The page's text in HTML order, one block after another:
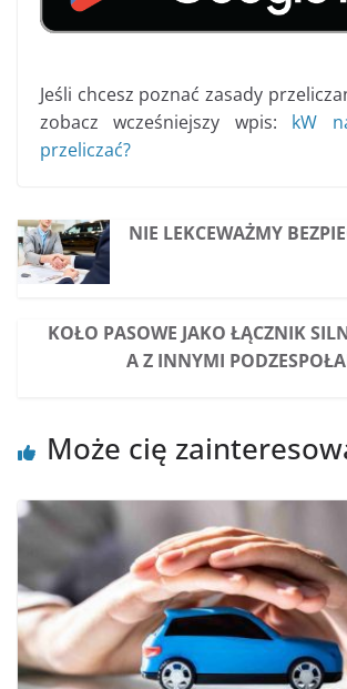
Jeśli chcesz poznać zasady
zobacz wcześniejszy wpis: kW
przeliczać?
NIE LEKCEWAŻMY
KOŁO PASOWE JAKO ŁĄCZNIK
A Z INNYMI
Może cię